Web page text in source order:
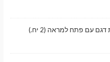
לדלתות קדמיות דגם עם פתח למראה (2 יח.)